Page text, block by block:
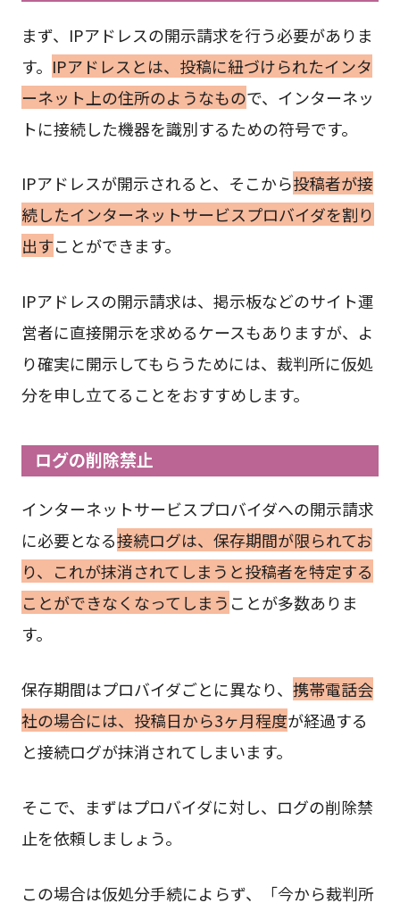
まず、IPアドレスの開示請求を行う必要がありま
す。 IPアドレスとは、投稿に紐づけられたインタ
ーネット上の住所のようなもので、インターネッ
トに接続した機器を識別するための符号です。
IPアドレスが開示されると、そこから投稿者が接
続したインターネットサービスプロバイダを割り
出すことができます。
IPアドレスの開示請求は、掲示板などのサイト運
営者に直接開示を求めるケースもありますが、よ
り確実に開示してもらうためには、裁判所に仮処
分を申し立てることをおすすめします。
ログの削除禁止
インターネットサービスプロバイダへの開示請求
に必要となる接続ログは、保存期間が限られてお
り、これが抹消されてしまうと投稿者を特定する
ことができなくなってしまう ことが多数ありま
す。
保存期間はプロバイダごとに異なり、 携帯電話会
社の場合には、投稿日から3ヶ月程度が経過する
と接続ログが抹消されてしまいます。
そこで、まずはプロバイダに対し、ログの削除禁
止を依頼しましょう。
この場合は仮処分手続によらず、「今から裁判所